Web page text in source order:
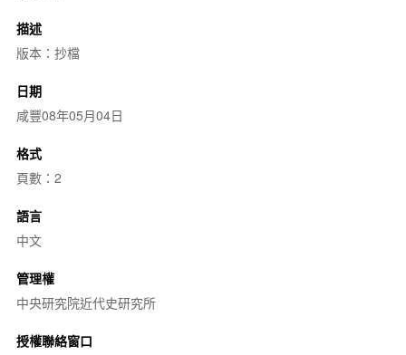
描述
版本：抄檔
日期
咸豐08年05月04日
格式
頁數：2
語言
中文
管理權
中央研究院近代史研究所
授權聯絡窗口